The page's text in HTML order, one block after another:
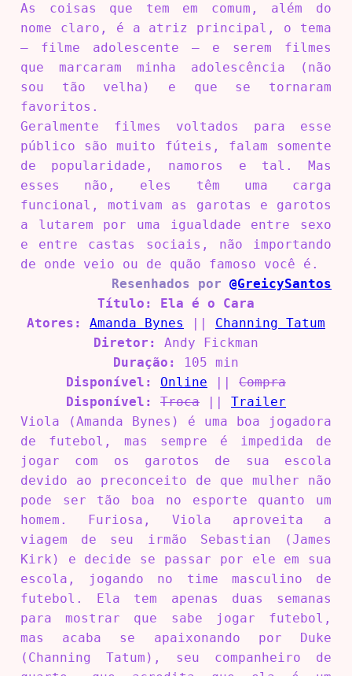
As coisas que tem em comum, além do
nome claro, é a atriz principal, o tema
– filme adolescente – e serem filmes
que marcaram minha adolescência (não
sou tão velha) e que se tornaram
favoritos.
Geralmente filmes voltados para esse
público são muito fúteis, falam somente
de popularidade, namoros e tal. Mas
esses não, eles têm uma carga
funcional, motivam as garotas e garotos
a lutarem por uma igualdade entre sexo
e entre castas sociais, não importando
de onde veio ou de quão famoso você é.
Resenhados por@GreicySantos
Título: Ela é o Cara
Atores: Amanda Bynes
Channing Tatum
Diretor: Andy Fickman
Duração:
105 min
Disponível: Online
Compra
Disponível: Troca
Trailer
Viola (Amanda Bynes) é uma boa jogadora
de futebol, mas sempre é impedida de
jogar com os garotos de sua escola
devido ao preconceito de que mulher não
pode ser tão boa no esporte quanto um
homem. Furiosa, Viola aproveita a
viagem de seu irmão Sebastian (James
Kirk) e decide se passar por ele em sua
escola, jogando no time masculino de
futebol. Ela tem apenas duas semanas
para mostrar que sabe jogar futebol,
mas acaba se apaixonando por Duke
(Channing Tatum), seu companheiro de